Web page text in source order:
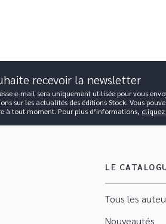
recevoir la newsletter
e-mail sera uniquement utilisée pour vous
sur les actualités des éditions Stock. Vous
à tout moment. Pour plus d’informations, cliquez
LE
Tous les
Nouveautés